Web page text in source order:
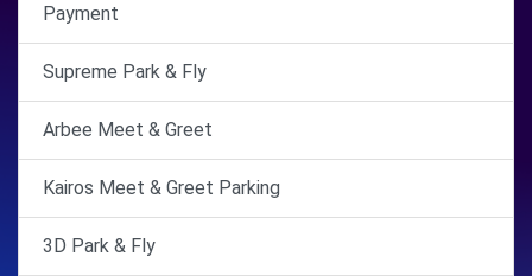
Payment
Supreme Park & Fly
Arbee Meet & Greet
Kairos Meet & Greet Parking
3D Park & Fly